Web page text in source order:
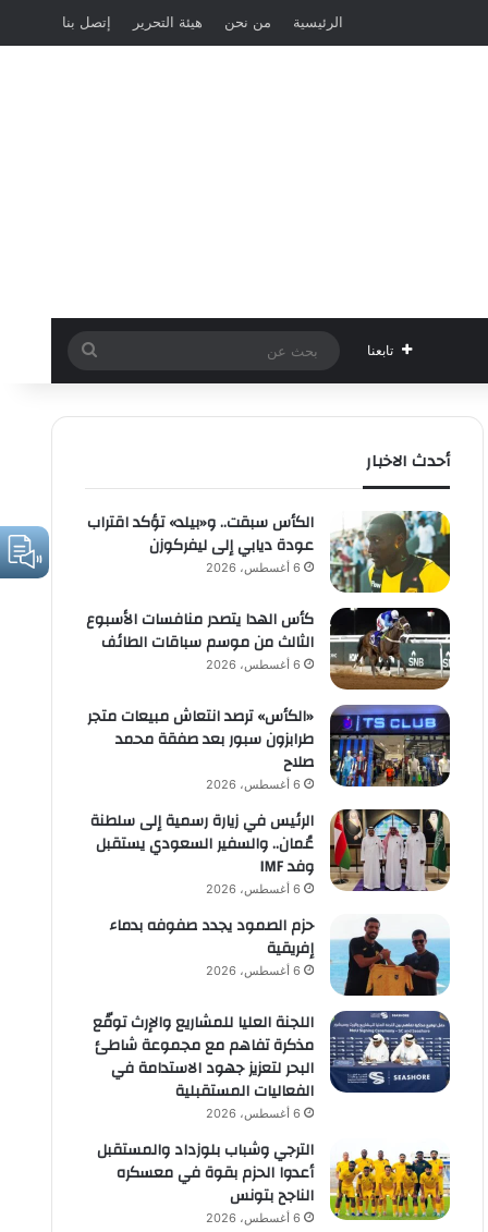
الرئيسية من نحن هيئة التحرير إتصل بنا
تابعنا
عن
أحدث الاخبار
الكأس سبقت.. و«بيلد» تؤكد اقتراب
عودة ديابي إلى ليفركوزن
6 أغسطس، 2026
كأس الهدا يتصدر منافسات الأسبوع
الثالث من موسم سباقات الطائف
6 أغسطس، 2026
«الكأس» ترصد انتعاش مبيعات متجر
طرابزون سبور بعد صفقة محمد
صلاح
6 أغسطس، 2026
الرئيس في زيارة رسمية إلى سلطنة
عُمان.. والسفير السعودي يستقبل
وفد IMF
6 أغسطس، 2026
حزم الصمود يجدد صفوفه بدماء
إفريقية
6 أغسطس، 2026
اللجنة العليا للمشاريع والإرث توقّع
مذكرة تفاهم مع مجموعة شاطئ
البحر لتعزيز جهود الاستدامة في
الفعاليات المستقبلية
6 أغسطس، 2026
الترجي وشباب بلوزداد والمستقبل
أعدوا الحزم بقوة في معسكره
الناجح بتونس
6 أغسطس، 2026